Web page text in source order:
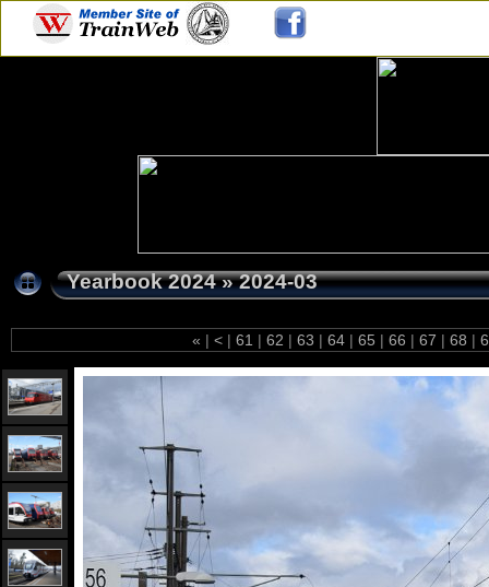
Yearbook 2024»2024-03
« | < | 61 | 62 | 63 | 64 | 65 | 66 | 67 | 68 |